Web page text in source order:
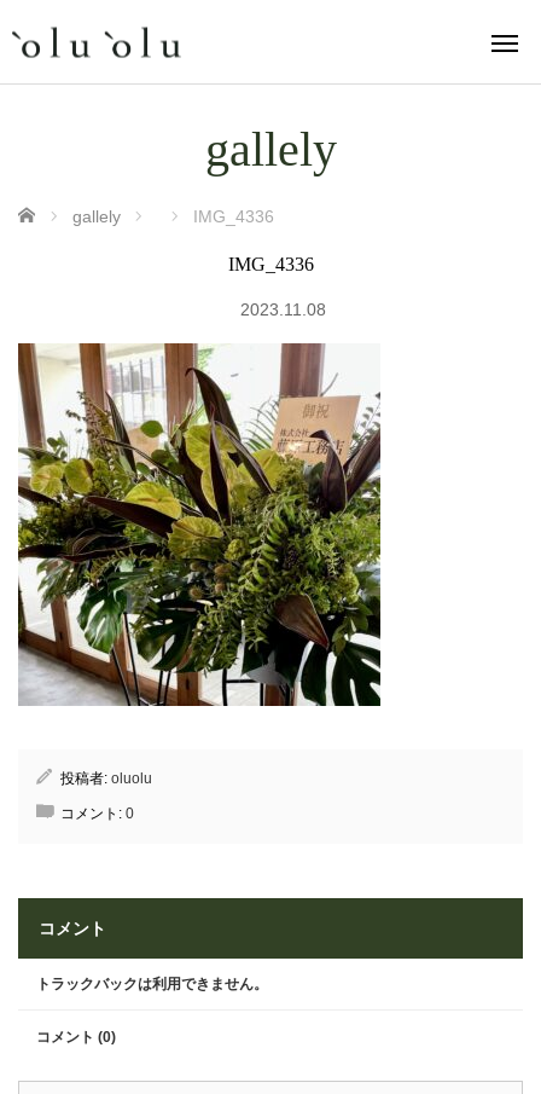
gallely
ホーム gallely IMG_4336
IMG_4336
2023.11.08
投稿者: oluolu
コメント: 0
コメント
トラックバックは利用できません。
コメント (0)